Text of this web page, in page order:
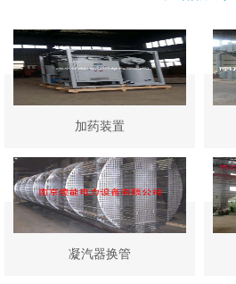
加药装置
凝汽器换管